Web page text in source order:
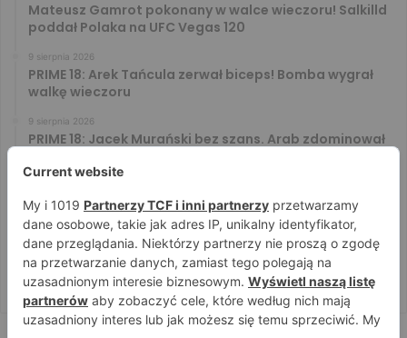
Mateusz Gamrot pokonany w walce wieczoru! Salkilld
poddał Polaka na UFC Vegas 120
9 sierpnia 2026
PRIME 18: Arek Tańcula zerwał biceps! Bomba wygrał
walkę wieczoru
9 sierpnia 2026
PRIME 18: Jacek Murański bez szans. Arab zdominował
PRIME 18: Mariusz Wach rozbity przez 6. rywali. Gypsy
Team zwyciężył w 3. rundzie
8 sierpnia 2026
PRIME 18: Bagieta wrócił i wygrał. Wampirek przegrał w
2. rundzie